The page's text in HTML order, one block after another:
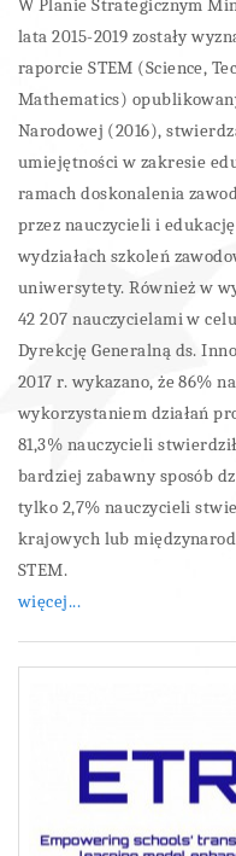
W Planie Strategicznym
lata 2015-2019 zostały
raporcie STEM (Science,
Mathematics)
Narodowej (2016),
umiejętności w zakresie
ramach doskonalenia
przez nauczycieli i
wydziałach szkoleń
uniwersytety. Również w
42 207 nauczycielami w
Dyrekcję Generalną ds.
2017 r. wykazano, że 86%
wykorzystaniem działań
81,3% nauczycieli
bardziej zabawny sposób
tylko 2,7% nauczycieli
krajowych lub
STEM.
więcej...